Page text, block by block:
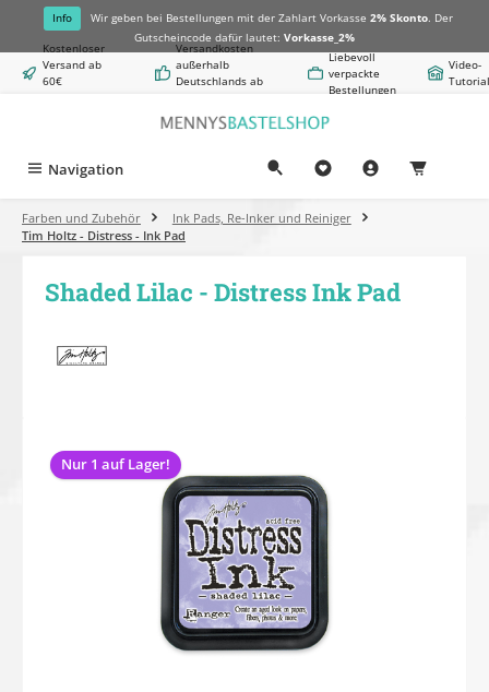
springen
Info Wir geben bei Bestellungen mit der Zahlart Vorkasse 2% Skonto. Der
Gutscheincode dafür lautet: Vorkasse_2%
Kostenloser
Versand ab
60€
Versandkosten
außerhalb
Deutschlands ab
Liebevoll
verpackte
Bestellungen
Video-
Navigation
Farben und Zubehör
Ink Pads, Re-Inker und Reiniger
Tim Holtz - Distress - Ink Pad
Shaded Lilac - Distress Ink Pad
Bildergalerie überspringen
Nur 1 auf Lager!